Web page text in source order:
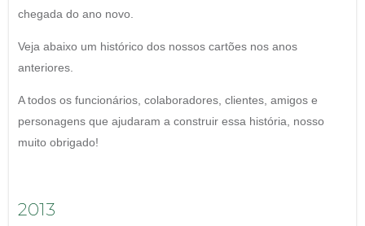
chegada do ano novo.
Veja abaixo um histórico dos nossos cartões nos anos
anteriores.
A todos os funcionários, colaboradores, clientes, amigos e
personagens que ajudaram a construir essa história, nosso
muito obrigado!
2013